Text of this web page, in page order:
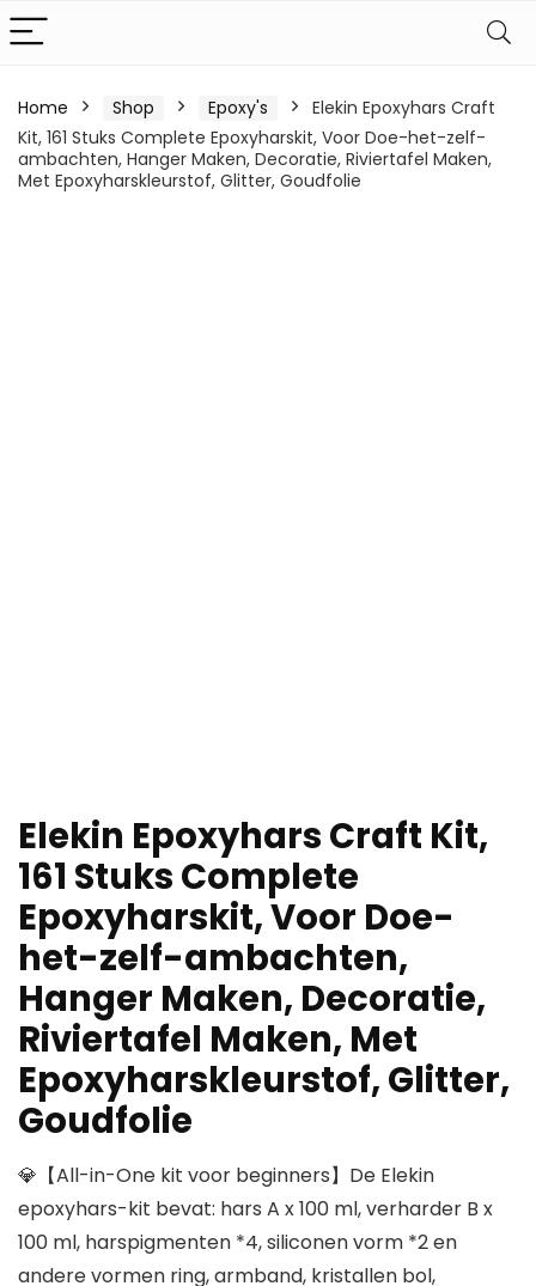
Home Shop Epoxy's
Elekin Epoxyhars Craft
Kit, 161 Stuks Complete Epoxyharskit, Voor Doe-het-zelf-
ambachten, Hanger Maken, Decoratie, Riviertafel Maken,
Met Epoxyharskleurstof, Glitter, Goudfolie
Elekin Epoxyhars Craft Kit,
161 Stuks Complete
Epoxyharskit, Voor Doe-
het-zelf-ambachten,
Hanger Maken, Decoratie,
Riviertafel Maken, Met
Epoxyharskleurstof, Glitter,
Goudfolie
💎【All-in-One kit voor beginners】De Elekin
epoxyhars-kit bevat: hars A x 100 ml, verharder B x
100 ml, harspigmenten *4, siliconen vorm *2 en
andere vormen ring, armband, kristallen bol,